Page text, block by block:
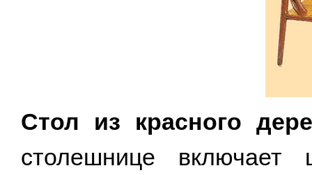
Стол из красного
столешнице включает